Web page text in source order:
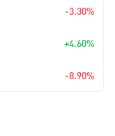
-3.30%
+4.60%
-8.90%